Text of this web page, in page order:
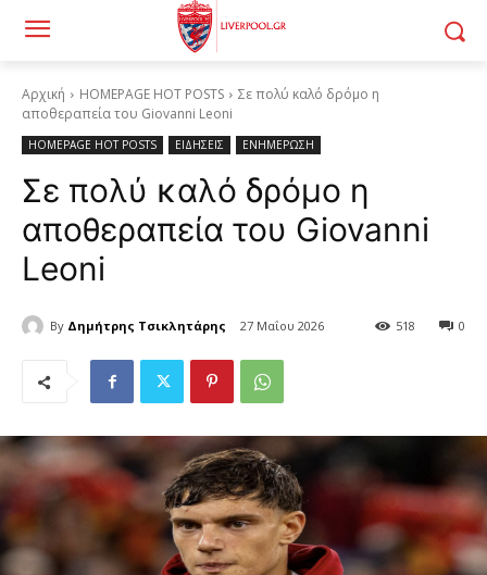
Αρχική HOMEPAGE HOT POSTS
Σε πολύ καλό δρόμο η
αποθεραπεία του Giovanni Leoni
HOMEPAGE HOT POSTS ΕΙΔΗΣΕΙΣ ΕΝΗΜΕΡΩΣΗ
Σε πολύ καλό δρόμο η
αποθεραπεία του Giovanni
Leoni
By Δημήτρης Τσικλητάρης 27 Μαΐου 2026 0
518